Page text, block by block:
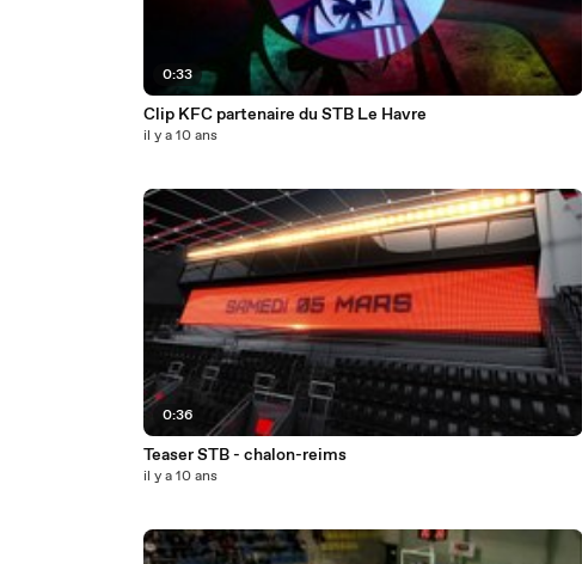
0:33
Clip KFC partenaire du STB Le Havre
il y a 10 ans
0:36
Teaser STB - chalon-reims
il y a 10 ans